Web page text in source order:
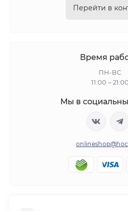
Перейти в
Время
ПН-ВС
11:00 – 21:00
Мы в